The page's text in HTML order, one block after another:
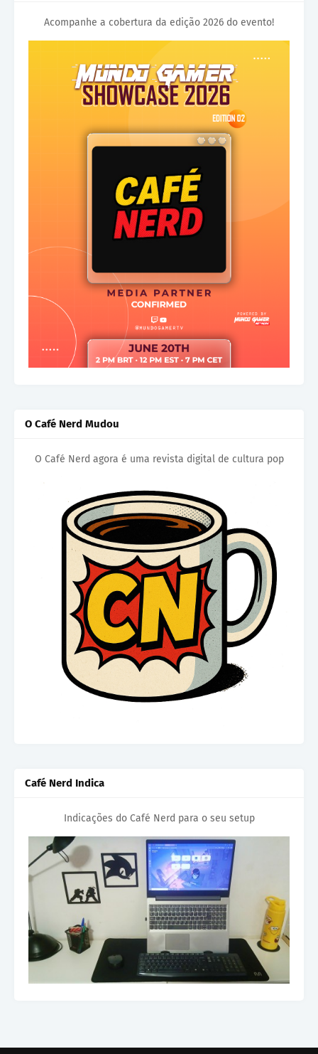
Acompanhe a cobertura da edição 2026 do evento!
O Café Nerd Mudou
O Café Nerd agora é uma revista digital de cultura pop
Café Nerd Indica
Indicações do Café Nerd para o seu setup